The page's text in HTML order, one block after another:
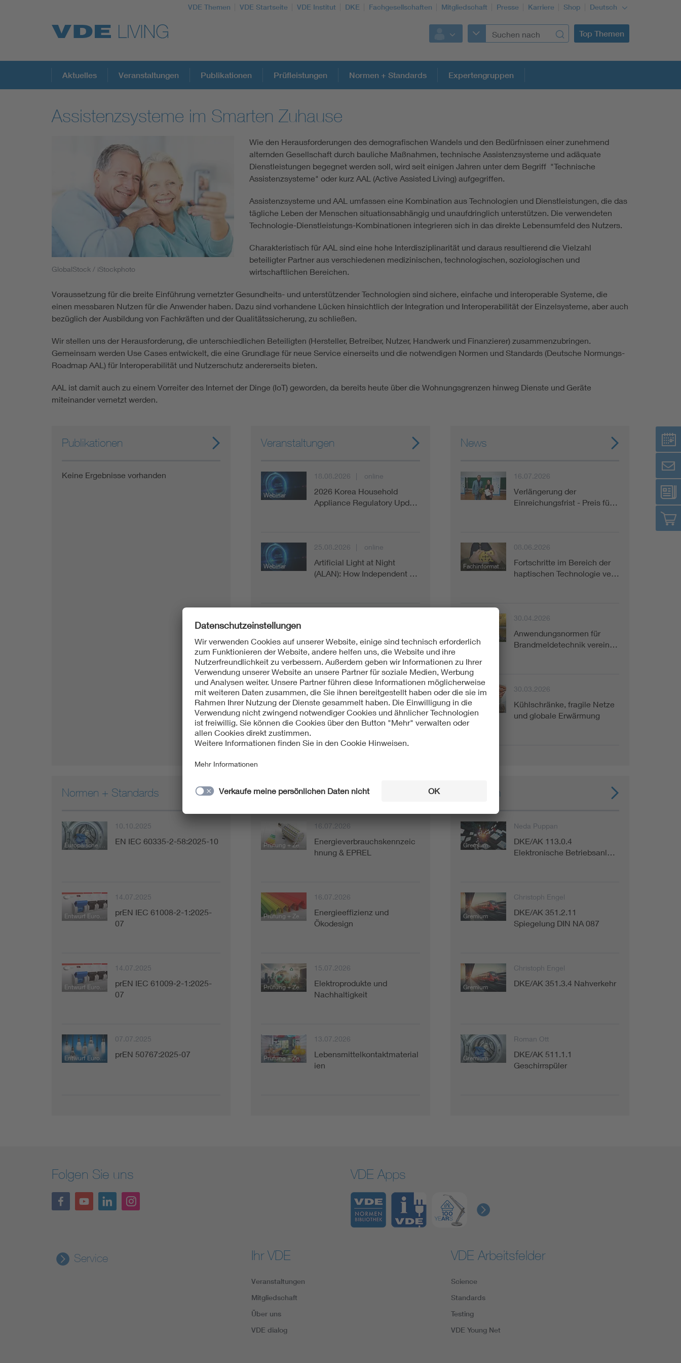
VDE Themen VDE Startseite VDE Institut DKE Fachgesellschaften Mitgliedschaft Presse Karriere Shop Deutsch
Top Themen
Top Themen
Fokusthemen
Energy
AI & Digital Trust
Health
Mobility
Standards
Weitere Themen
Electromobility
Energy efficiency
Functional safety
Information and communications technology ICT
Education + profession
Environmental Protection
Aktuelles Veranstaltungen Publikationen Prüfleistungen Normen + Standards Expertengruppen
Assistenzsysteme im Smarten Zuhause
GlobalStock / iStockphoto
Wie den Herausforderungen des demografischen Wandels und den Bedürfnissen einer zunehmend
alternden Gesellschaft durch bauliche Maßnahmen, technische Assistenzsysteme und adäquate
Dienstleistungen begegnet werden soll, wird seit einigen Jahren unter dem Begriff "Technische
Assistenzsysteme" oder kurz AAL (Active Assisted Living) aufgegriffen.
Assistenzsysteme und AAL umfassen eine Kombination aus Technologien und Dienstleistungen, die das
tägliche Leben der Menschen situationsabhängig und unaufdringlich unterstützen. Die verwendeten
Technologie-Dienstleistungs-Kombinationen integrieren sich in das direkte Lebensumfeld des Nutzers.
Charakteristisch für AAL sind eine hohe Interdisziplinarität und daraus resultierend die Vielzahl
beteiligter Partner aus verschiedenen medizinischen, technologischen, soziologischen und
wirtschaftlichen Bereichen.
Voraussetzung für die breite Einführung vernetzter Gesundheits- und unterstützender Technologien sind sichere, einfache und interoperable Systeme, die
einen messbaren Nutzen für die Anwender haben. Dazu sind vorhandene Lücken hinsichtlich der Integration und Interoperabilität der Einzelsysteme, aber auch
bezüglich der Ausbildung von Fachkräften und der Qualitätssicherung, zu schließen.
Wir stellen uns der Herausforderung, die unterschiedlichen Beteiligten (Hersteller, Betreiber, Nutzer, Handwerk und Finanzierer) zusammenzubringen.
Gemeinsam werden Use Cases entwickelt, die eine Grundlage für neue Service einerseits und die notwendigen Normen und Standards (Deutsche Normungs-
Roadmap AAL) für Interoperabilität und Nutzerschutz andererseits bieten.
AAL ist damit auch zu einem Vorreiter des Internet der Dinge (IoT) geworden, da bereits heute über die Wohnungsgrenzen hinweg Dienste und Geräte
miteinander vernetzt werden.
Publikationen
Keine Ergebnisse vorhanden
Veranstaltungen
Webinar
18.08.2026 online
2026 Korea Household
Appliance Regulatory Upd…
Webinar
25.08.2026 online
Artificial Light at Night
(ALAN): How Independent …
Messe
VDE auf der IFA 2026 | VDE
at IFA 2026
Webinar
08.09.2026
Online-
Konferenzraum
Normgerechte Blitzschutz-
Prüfberichte
News
16.07.2026
Verlängerung der
Einreichungsfrist - Preis fü…
Fachinformation
08.06.2026
Fortschritte im Bereich der
haptischen Technologie ve…
Kurzinformation
30.04.2026
Anwendungsnormen für
Brandmeldetechnik verein…
Fachinformation
30.03.2026
Kühlschränke, fragile Netze
und globale Erwärmung
Normen + Standards
Europäische Norm
10.10.2025
EN IEC 60335-2-58:2025-10
Entwurf Europäische Norm
14.07.2025
prEN IEC 61008-2-1:2025-
07
Entwurf Europäische Norm
14.07.2025
prEN IEC 61009-2-1:2025-
07
Entwurf Europäische Norm
07.07.2025
prEN 50767:2025-07
Prüfleistungen
16.07.2026
Energieverbrauchskennzeic
hnung & EPREL
16.07.2026
Energieeffizienz und
Ökodesign
Prüfung + Zertifizierung
15.07.2026
Elektroprodukte und
Nachhaltigkeit
Prüfung + Zertifizierung
13.07.2026
Lebensmittelkontaktmaterial
ien
Experten
Gremium
Neda Puppan
DKE/AK 113.0.4
Elektronische Betriebsanl…
Gremium
Christoph Engel
DKE/AK 351.2.11
Spiegelung DIN NA 087
Gremium
Christoph Engel
DKE/AK 351.3.4 Nahverkehr
Gremium
Roman Ott
DKE/AK 511.1.1
Geschirrspüler
Folgen Sie uns VDE Apps
Service Ihr VDE
Veranstaltungen
Mitgliedschaft
Über uns
VDE dialog
VDE Arbeitsfelder
Science
Standards
Testing
VDE Young Net